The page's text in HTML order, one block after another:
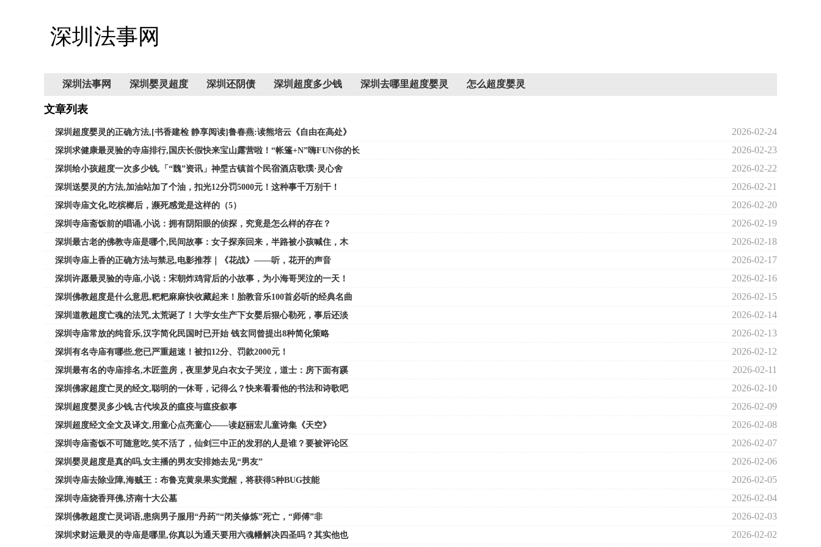
深圳法事网
深圳法事网 深圳婴灵超度 深圳还阴债 深圳超度多少钱 深圳去哪里超度婴灵 怎么超度婴灵
文章列表
深圳超度婴灵的正确方法,[书香建检 静享阅读]鲁春燕:读熊培云《自由在高处》 2026-02-24
深圳求健康最灵验的寺庙排行,国庆长假快来宝山露营啦！“帐篷+N”嗨FUN你的长 2026-02-23
深圳给小孩超度一次多少钱,「“魏”资讯」神垕古镇首个民宿酒店歌璞·灵心舍 2026-02-22
深圳送婴灵的方法,加油站加了个油，扣光12分罚5000元！这种事千万别干！ 2026-02-21
深圳寺庙文化,吃槟榔后，濒死感觉是这样的（5） 2026-02-20
深圳寺庙斋饭前的唱诵,小说：拥有阴阳眼的侦探，究竟是怎么样的存在？ 2026-02-19
深圳最古老的佛教寺庙是哪个,民间故事：女子探亲回来，半路被小孩喊住，木 2026-02-18
深圳寺庙上香的正确方法与禁忌,电影推荐｜《花战》——听，花开的声音 2026-02-17
深圳许愿最灵验的寺庙,小说：宋朝炸鸡背后的小故事，为小海哥哭泣的一天！ 2026-02-16
深圳佛教超度是什么意思,粑粑麻麻快收藏起来！胎教音乐100首必听的经典名曲 2026-02-15
深圳道教超度亡魂的法咒,太荒诞了！大学女生产下女婴后狠心勒死，事后还淡 2026-02-14
深圳寺庙常放的纯音乐,汉字简化民国时已开始 钱玄同曾提出8种简化策略 2026-02-13
深圳有名寺庙有哪些,您已严重超速！被扣12分、罚款2000元！ 2026-02-12
深圳最有名的寺庙排名,木匠盖房，夜里梦见白衣女子哭泣，道士：房下面有蹊 2026-02-11
深圳佛家超度亡灵的经文,聪明的一休哥，记得么？快来看看他的书法和诗歌吧 2026-02-10
深圳超度婴灵多少钱,古代埃及的瘟疫与瘟疫叙事 2026-02-09
深圳超度经文全文及译文,用童心点亮童心——读赵丽宏儿童诗集《天空》 2026-02-08
深圳寺庙斋饭不可随意吃,笑不活了，仙剑三中正的发邪的人是谁？要被评论区 2026-02-07
深圳婴灵超度是真的吗,女主播的男友安排她去见“男友” 2026-02-06
深圳寺庙去除业障,海贼王：布鲁克黄泉果实觉醒，将获得5种BUG技能 2026-02-05
深圳寺庙烧香拜佛,济南十大公墓 2026-02-04
深圳佛教超度亡灵词语,患病男子服用“丹药”“闭关修炼”死亡，“师傅”非 2026-02-03
深圳求财运最灵的寺庙是哪里,你真以为通天要用六魂幡解决四圣吗？其实他也 2026-02-02